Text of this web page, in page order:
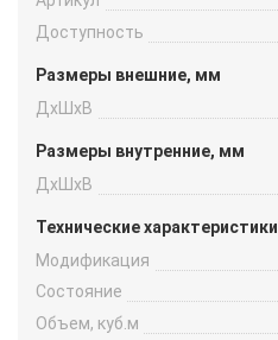
Доступность
Размеры внешние, мм
ДxШxВ
Размеры внутренние, мм
ДxШxВ
Технические характеристики
Модификация
Состояние
Объем, куб.м